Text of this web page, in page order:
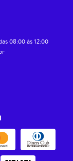
08:00 às 12:00